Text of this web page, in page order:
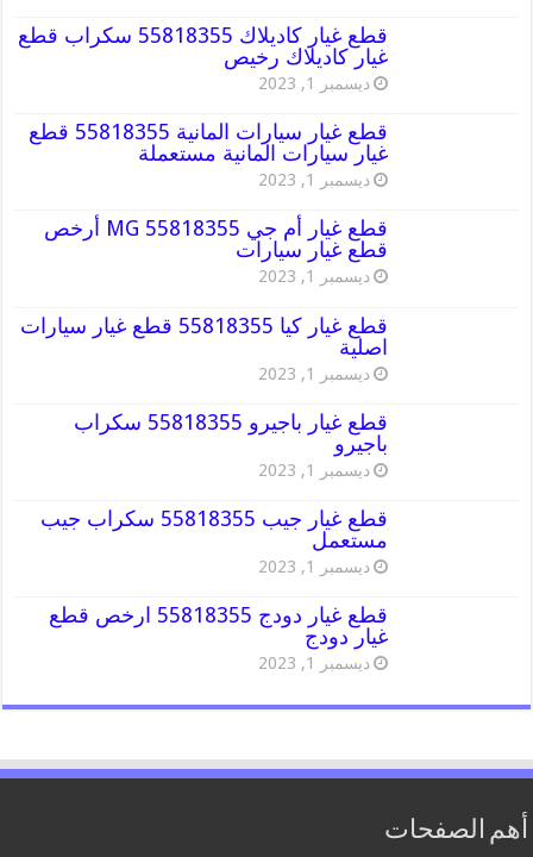
قطع غيار كاديلاك 55818355 سكراب قطع
غيار كاديلاك رخيص
ديسمبر 1, 2023
قطع غيار سيارات المانية 55818355 قطع
غيار سيارات المانية مستعملة
ديسمبر 1, 2023
قطع غيار أم جي MG 55818355 أرخص
قطع غيار سيارات
ديسمبر 1, 2023
قطع غيار كيا 55818355 قطع غيار سيارات
اصلية
ديسمبر 1, 2023
قطع غيار باجيرو 55818355 سكراب
باجيرو
ديسمبر 1, 2023
قطع غيار جيب 55818355 سكراب جيب
مستعمل
ديسمبر 1, 2023
قطع غيار دودج 55818355 ارخص قطع
غيار دودج
ديسمبر 1, 2023
أهم الصفحات